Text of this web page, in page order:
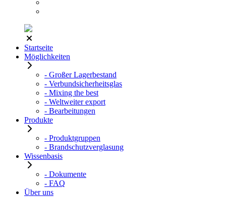
Startseite
Möglichkeiten
- Großer Lagerbestand
- Verbundsicherheitsglas
- Mixing the best
- Weltweiter export
- Bearbeitungen
Produkte
- Produktgruppen
- Brandschutzverglasung
Wissenbasis
- Dokumente
- FAQ
Über uns